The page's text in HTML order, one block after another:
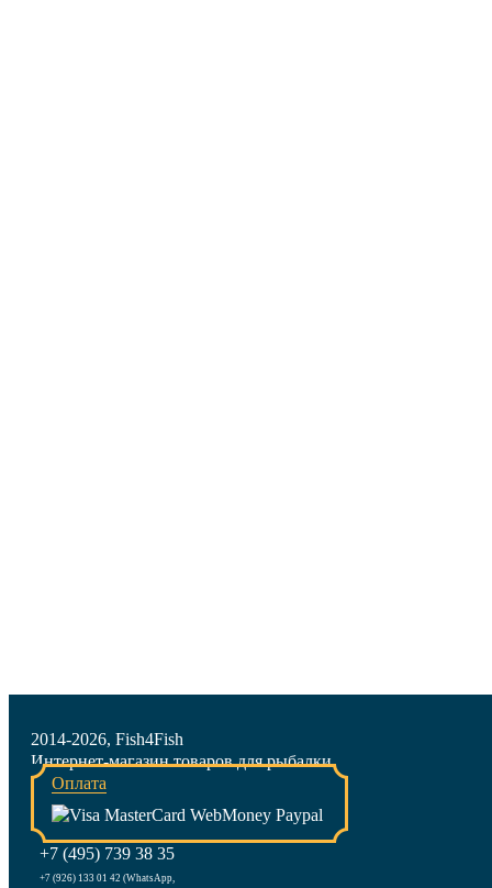
2014-2026, Fish4Fish
Интернет-магазин товаров для рыбалки
Оплата
+7 (495) 739 38 35
+7 (926) 133 01 42 (WhatsApp,